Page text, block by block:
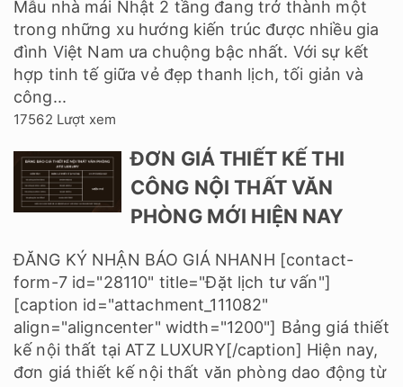
Mẫu nhà mái Nhật 2 tầng đang trở thành một
trong những xu hướng kiến trúc được nhiều gia
đình Việt Nam ưa chuộng bậc nhất. Với sự kết
hợp tinh tế giữa vẻ đẹp thanh lịch, tối giản và
công...
17562 Lượt xem
ĐƠN GIÁ THIẾT KẾ THI
CÔNG NỘI THẤT VĂN
PHÒNG MỚI HIỆN NAY
ĐĂNG KÝ NHẬN BÁO GIÁ NHANH [contact-
form-7 id="28110" title="Đặt lịch tư vấn"]
[caption id="attachment_111082"
align="aligncenter" width="1200"] Bảng giá thiết
kế nội thất tại ATZ LUXURY[/caption] Hiện nay,
đơn giá thiết kế nội thất văn phòng dao động từ